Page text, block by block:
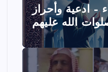
– ادعية وأحراز
الله عليهم